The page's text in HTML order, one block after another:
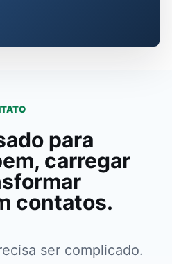
para
carregar
contatos.
ser complicado.